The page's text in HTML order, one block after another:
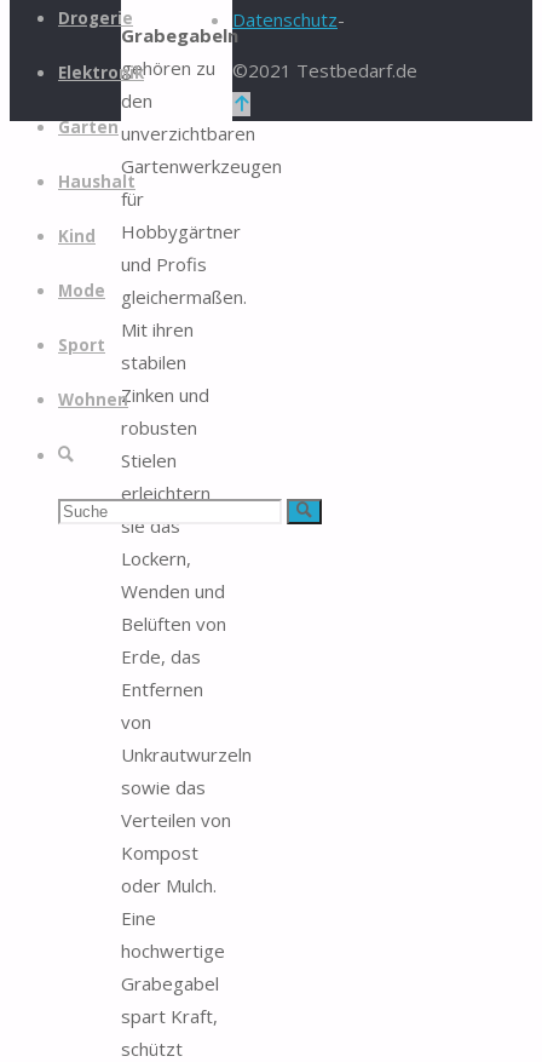
springenDrogerie
Elektronik
Garten
Haushalt
Kind
Mode
Sport
Wohnen
Suche
Suchen Suche
Grabegabeln
gehören zu
den
unverzichtbaren
Gartenwerkzeugen
für
Hobbygärtner
und Profis
gleichermaßen.
Mit ihren
stabilen
Zinken und
robusten
Stielen
erleichtern
sie das
Lockern,
Wenden und
Belüften von
Erde, das
Entfernen
von
Unkrautwurzeln
sowie das
Verteilen von
Kompost
oder Mulch.
Eine
hochwertige
Grabegabel
spart Kraft,
schützt
Datenschutz-
©2021 Testbedarf.de
Zurück
nach
oben